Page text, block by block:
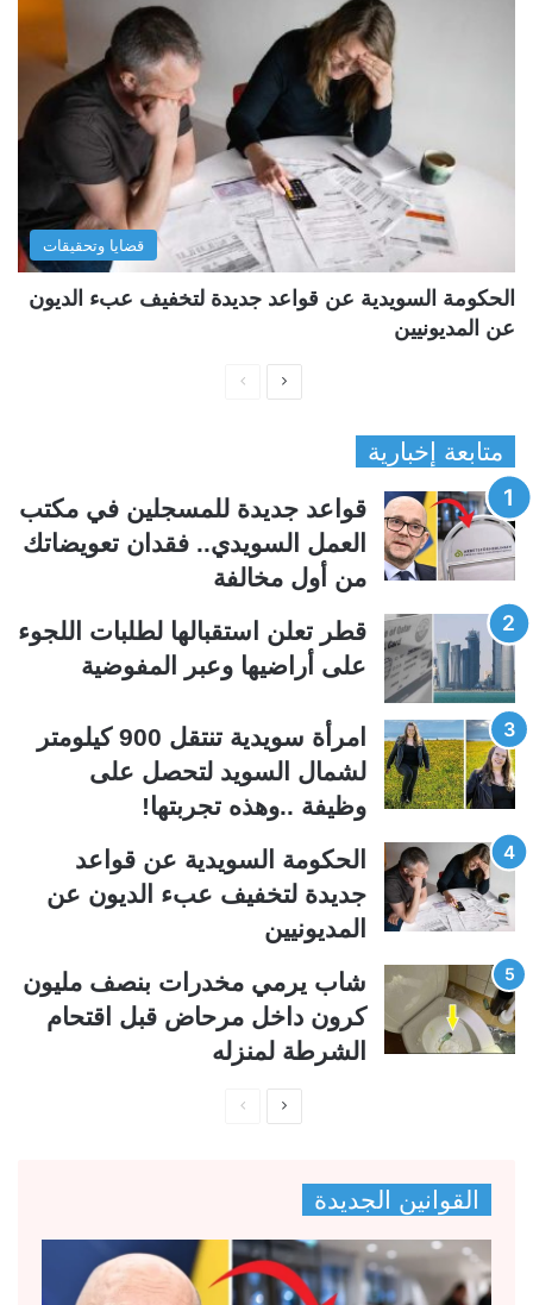
قضايا وتحقيقات
الحكومة السويدية عن قواعد جديدة لتخفيف عبء الديون
عن المديونيين
ح
ة
ا
س
ق
ة
ح
ة
ا
ت
ا
ي
ة
متابعة إخبارية
قواعد جديدة للمسجلين في مكتب
العمل السويدي.. فقدان تعويضاتك
من أول مخالفة
قطر تعلن استقبالها لطلبات اللجوء
على أراضيها وعبر المفوضية
امرأة سويدية تنتقل 900 كيلومتر
لشمال السويد لتحصل على
وظيفة ..وهذه تجربتها!
الحكومة السويدية عن قواعد
جديدة لتخفيف عبء الديون عن
المديونيين
شاب يرمي مخدرات بنصف مليون
كرون داخل مرحاض قبل اقتحام
الشرطة لمنزله
ح
ة
ح
ة
القوانين الجديدة